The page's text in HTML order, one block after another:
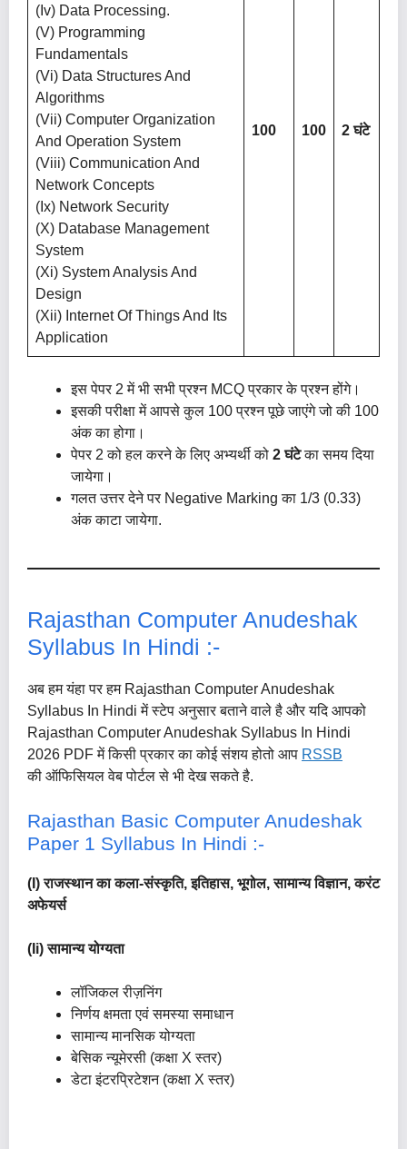
(iv) Data Processing.
(v) Programming
Fundamentals
(vi) Data Structures And
Algorithms
(vii) Computer Organization
And Operation System
(viii) Communication And
Network Concepts
(ix) Network Security
(x) Database Management
System
(xi) System Analysis And
Design
(xii) Internet Of Things And Its
Application
100 100 2 घंटे
इस पेपर 2 में भी सभी प्रश्न MCQ प्रकार के प्रश्न होंगे।
इसकी परीक्षा में आपसे कुल 100 प्रश्न पूछे जाएंगे जो की 100
अंक का होगा।
पेपर 2 को हल करने के लिए अभ्यर्थी को 2 घंटेका समय दिया
जायेगा।
गलत उत्तर देने पर Negative Marking का 1/3 (0.33)
अंक काटा जायेगा.
Rajasthan Computer Anudeshak
Syllabus In Hindi :-
अब हम यंहा पर हम Rajasthan Computer Anudeshak
Syllabus In Hindi में स्टेप अनुसार बताने वाले है और यदि आपको
Rajasthan Computer Anudeshak Syllabus In Hindi
2026 PDF में किसी प्रकार का कोई संशय होतो आप RSSB
की ऑफिसियल वेब पोर्टल से भी देख सकते है.
Rajasthan Basic Computer Anudeshak
Paper 1 Syllabus In Hindi :-
(i) राजस्थान का कला-संस्कृति, इतिहास, भूगोल, सामान्य विज्ञान, करंट
अफेयर्स
(ii) सामान्य योग्यता
लॉजिकल रीज़निंग
निर्णय क्षमता एवं समस्या समाधान
सामान्य मानसिक योग्यता
बेसिक न्यूमेरसी (कक्षा X स्तर)
डेटा इंटरप्रिटेशन (कक्षा X स्तर)